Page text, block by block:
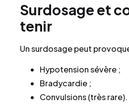
Surdosage et
tenir
Un surdosage peut
Hypotension sévère ;
Bradycardie ;
Convulsions (très rare).